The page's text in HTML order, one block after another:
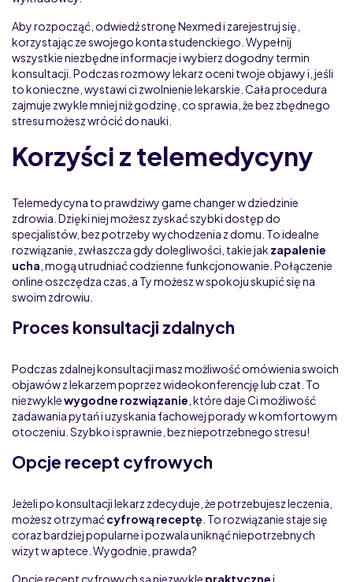
Aby rozpocząć, odwiedź stronę Nexmed i zarejestruj się,
korzystając ze swojego konta studenckiego. Wypełnij
wszystkie niezbędne informacje i wybierz dogodny termin
konsultacji. Podczas rozmowy lekarz oceni twoje objawy i, jeśli
to konieczne, wystawi ci zwolnienie lekarskie. Cała procedura
zajmuje zwykle mniej niż godzinę, co sprawia, że bez zbędnego
stresu możesz wrócić do nauki.
Korzyści z telemedycyny
Telemedycyna to prawdziwy game changer w dziedzinie
zdrowia. Dzięki niej możesz zyskać szybki dostęp do
specjalistów, bez potrzeby wychodzenia z domu. To idealne
rozwiązanie, zwłaszcza gdy dolegliwości, takie jak zapalenie
ucha , mogą utrudniać codzienne funkcjonowanie. Połączenie
online oszczędza czas, a Ty możesz w spokoju skupić się na
swoim zdrowiu.
Proces konsultacji zdalnych
Podczas zdalnej konsultacji masz możliwość omówienia swoich
objawów z lekarzem poprzez wideokonferencję lub czat. To
niezwyklewygodne rozwiązanie , które daje Ci możliwość
zadawania pytań i uzyskania fachowej porady w komfortowym
otoczeniu. Szybko i sprawnie, bez niepotrzebnego stresu!
Opcje recept cyfrowych
Jeżeli po konsultacji lekarz zdecyduje, że potrzebujesz leczenia,
możesz otrzymaćcyfrową receptę . To rozwiązanie staje się
coraz bardziej popularne i pozwala uniknąć niepotrzebnych
wizyt w aptece. Wygodnie, prawda?
Opcje recept cyfrowych są niezwykle praktycznei